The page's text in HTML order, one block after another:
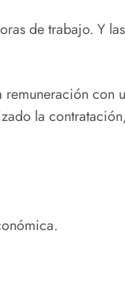
de trabajo. Y
con
la